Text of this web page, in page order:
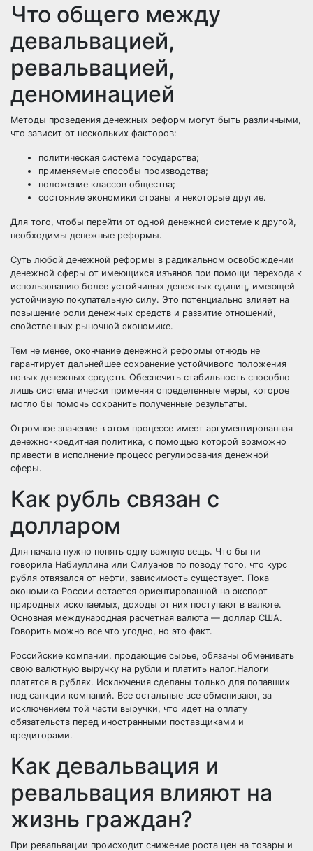
Что общего между
девальвацией,
ревальвацией,
деноминацией
Методы проведения денежных реформ могут быть различными,
что зависит от нескольких факторов:
политическая система государства;
применяемые способы производства;
положение классов общества;
состояние экономики страны и некоторые другие.
Для того, чтобы перейти от одной денежной системе к другой,
необходимы денежные реформы.
Суть любой денежной реформы в радикальном освобождении
денежной сферы от имеющихся изъянов при помощи перехода к
использованию более устойчивых денежных единиц, имеющей
устойчивую покупательную силу. Это потенциально влияет на
повышение роли денежных средств и развитие отношений,
свойственных рыночной экономике.
Тем не менее, окончание денежной реформы отнюдь не
гарантирует дальнейшее сохранение устойчивого положения
новых денежных средств. Обеспечить стабильность способно
лишь систематически применяя определенные меры, которое
могло бы помочь сохранить полученные результаты.
Огромное значение в этом процессе имеет аргументированная
денежно-кредитная политика, с помощью которой возможно
привести в исполнение процесс регулирования денежной
сферы.
Как рубль связан с
долларом
Для начала нужно понять одну важную вещь. Что бы ни
говорила Набиуллина или Силуанов по поводу того, что курс
рубля отвязался от нефти, зависимость существует. Пока
экономика России остается ориентированной на экспорт
природных ископаемых, доходы от них поступают в валюте.
Основная международная расчетная валюта — доллар США.
Говорить можно все что угодно, но это факт.
Российские компании, продающие сырье, обязаны обменивать
свою валютную выручку на рубли и платить налог.Налоги
платятся в рублях. Исключения сделаны только для попавших
под санкции компаний. Все остальные все обменивают, за
исключением той части выручки, что идет на оплату
обязательств перед иностранными поставщиками и
кредиторами.
Как девальвация и
ревальвация влияют на
жизнь граждан?
При ревальвации происходит снижение роста цен на товары и